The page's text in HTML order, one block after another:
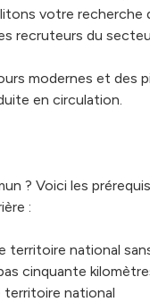
votre
recruteurs du
modernes et des
en circulation.
? Voici les
:
territoire national
cinquante
territoire national